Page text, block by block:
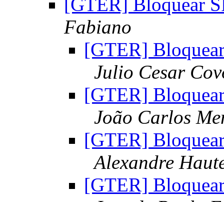
[GTER] Bloquear
Fabiano
[GTER]
Julio Cesar
[GTER]
João Carlos
[GTER]
Alexandre
[GTER]